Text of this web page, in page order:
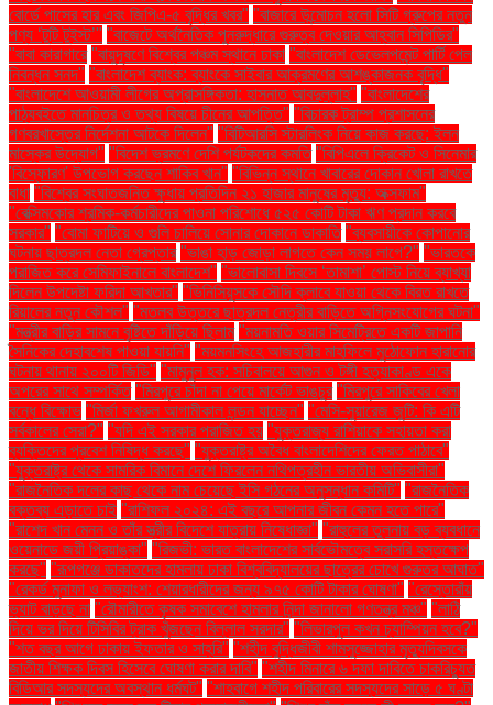
বোর্ডে পাসের হার এবং জিপিএ-৫ বৃদ্ধির খবর" "বাজারে উন্মোচন হলো সিটি গ্রুপের নতুন
পণ্য ‘টুটি টুইস্ট’" "বাজেটে অর্থনৈতিক পুনরুদ্ধারে গুরুত্ব দেওয়ার আহ্বান সিপিডির"
"বাবা কারাগারে "বায়ুদূষণে বিশ্বের পঞ্চম স্থানে ঢাকা "বাংলাদেশ ডেভেলপমেন্ট পার্টি পেল
নিবন্ধন সনদ" "বাংলাদেশ ব্যাংক: ব্যাংকে সাইবার আক্রমণের আশঙ্কাজনক বৃদ্ধি"
"বাংলাদেশে আওয়ামী লীগের অপ্রাসঙ্গিকতা: হাসনাত আবদুল্লাহ" "বাংলাদেশের
পাঠ্যবইতে মানচিত্র ও তথ্য বিষয়ে চীনের আপত্তি" "বিচারক ট্রাম্প প্রশাসনের
গণবরখাস্তের নির্দেশনা আটকে দিলেন" "বিটিআরসি স্টারলিংক নিয়ে কাজ করছে: ইলন
মাস্কের উদ্যোগ" "বিদেশ ভ্রমণে দেশি পর্যটকদের কমতি "বিপিএলে ক্রিকেট ও সিনেমার
'বিস্ফোরণ' উপভোগ করছেন শাকিব খান" "বিভিন্ন স্থানে খাবারের দোকান খোলা রাখতে
বাধা "বিশ্বের সংঘাতজনিত ক্ষুধায় প্রতিদিন ২১ হাজার মানুষের মৃত্যু: অক্সফাম"
"বেক্সিমকোর শ্রমিক-কর্মচারীদের পাওনা পরিশোধে ৫২৫ কোটি টাকা ঋণ প্রদান করবে
সরকার" "বোমা ফাটিয়ে ও গুলি চালিয়ে সোনার দোকানে ডাকাতি "ব্যবসায়ীকে কোপানোর
ঘটনায় ছাত্রদল নেতা গ্রেপ্তার "ভাঙা হাড় জোড়া লাগতে কেন সময় লাগে?" "ভারতকে
পরাজিত করে সেমিফাইনালে বাংলাদেশ" "ভালোবাসা দিবসে ‘তামাশা’ পোস্ট নিয়ে ব্যাখ্যা
দিলেন উপদেষ্টা ফরিদা আখতার" "ভিনিসিয়ুসকে সৌদি ক্লাবে যাওয়া থেকে বিরত রাখতে
রিয়ালের নতুন কৌশল" "মতলব উত্তরে ছাত্রদল নেত্রীর বাড়িতে অগ্নিসংযোগের ঘটনা"
"মন্ত্রীর বাড়ির সামনে বৃষ্টিতে দাঁড়িয়ে ছিলাম "ময়নামতি ওয়ার সিমেট্রিতে একটি জাপানি
সৈনিকের দেহাবশেষ পাওয়া যায়নি" "ময়মনসিংহে আজহারীর মাহফিলে মুঠোফোন হারানোর
ঘটনায় থানায় ২০০টি জিডি" "মামুনুল হক: সচিবালয়ে আগুন ও টঙ্গী হত্যাকাণ্ড একে
অপরের সাথে সম্পর্কিত "মিরপুরে চাঁদা না পেয়ে মার্কেট ভাঙচুর "মিরপুরে সাকিবের খেলা
বন্ধে বিক্ষোভ "মির্জা ফখরুল আগামীকাল লন্ডন যাচ্ছেন" "মেসি-সুয়ারেজ জুটি: কি এটি
সর্বকালের সেরা?" "যদি এই সরকার পরাজিত হয় "যুক্তরাজ্য রাশিয়াকে সহায়তা করা
ব্যক্তিদের প্রবেশ নিষিদ্ধ করছে" "যুক্তরাষ্ট্র অবৈধ বাংলাদেশিদের ফেরত পাঠাবে"
"যুক্তরাষ্ট্র থেকে সামরিক বিমানে দেশে ফিরলেন নথিপত্রহীন ভারতীয় অভিবাসীরা"
"রাজনৈতিক দলের কাছ থেকে নাম চেয়েছে ইসি গঠনের অনুসন্ধান কমিটি" "রাজনৈতিক
বক্তব্য এড়াতে চাই "রাশিফল ২০২৪: এই বছরে আপনার জীবন কেমন হতে পারে"
"রাশেদ খান মেনন ও তাঁর স্ত্রীর বিদেশে যাত্রায় নিষেধাজ্ঞা" "রাহুলের তুলনায় বড় ব্যবধানে
ওয়েনাডে জয়ী প্রিয়াঙ্কা" "রিজভী: ভারত বাংলাদেশের সার্বভৌমত্বে সরাসরি হস্তক্ষেপ
করছে" "রূপগঞ্জে ডাকাতদের হামলায় ঢাকা বিশ্ববিদ্যালয়ের ছাত্রের চোখে গুরুতর আঘাত"
"রেকর্ড মুনাফা ও লভ্যাংশ: শেয়ারধারীদের জন্য ৯৭৫ কোটি টাকার ঘোষণা" "রেস্তোরাঁয়
ভ্যাট বাড়ছে না "রৌমারীতে কৃষক সমাবেশে হামলার নিন্দা জানালো গণতন্ত্র মঞ্চ" "লাঠি
দিয়ে ভর দিয়ে টিসিবির ট্রাক খুঁজছেন বিল্লাল সরদার" "লিভারপুল কখন চ্যাম্পিয়ন হবে?"
"শত বছর আগে ঢাকায় ইফতার ও সাহ্‌রি" "শহীদ বুদ্ধিজীবী শামসুজ্জোহার মৃত্যুদিবসকে
জাতীয় শিক্ষক দিবস হিসেবে ঘোষণা করার দাবি" "শহীদ মিনারে ৬ দফা দাবিতে চাকরিচ্যুত
বিডিআর সদস্যদের অবস্থান ধর্মঘট" "শাহবাগে শহীদ পরিবারের সদস্যদের সাড়ে ৫ ঘণ্টা